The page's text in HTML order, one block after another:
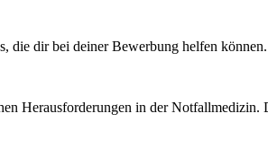
die dir bei deiner Bewerbung helfen können.
Herausforderungen in der Notfallmedizin.